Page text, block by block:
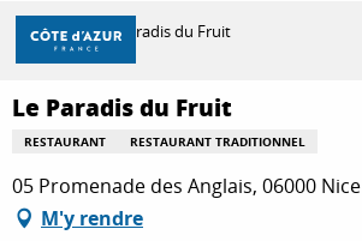
Aller
contenu
principal
DÉCOUVRIR
À FAIRE
Accueil Le Paradis du Fruit
Le Paradis du Fruit
RESTAURANT RESTAURANT TRADITIONNEL
05 Promenade des Anglais, 06000 Nice
M'y rendre